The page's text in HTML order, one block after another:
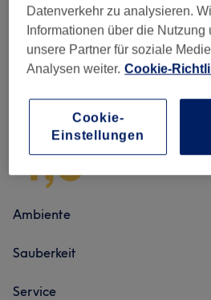
Nagelmodellage (3)
4,6
Ambiente
Sauberkeit
Service
Datenverkehr zu analysieren.
Informationen über die
unsere Partner für soziale
Analysen weiter. Cookie-
Cookie-
Einstellungen